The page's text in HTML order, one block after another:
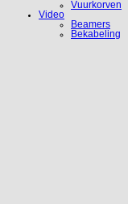
Vuurkorven
Video
Beamers
Bekabeling